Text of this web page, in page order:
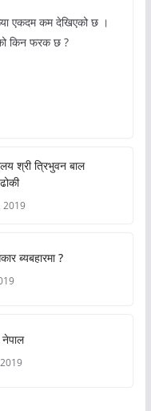
एकदम कम देखिएको छ ।
किन फरक छ ?
श्री त्रिभुवन बाल
2019
ब्यबहारमा ?
नेपाल